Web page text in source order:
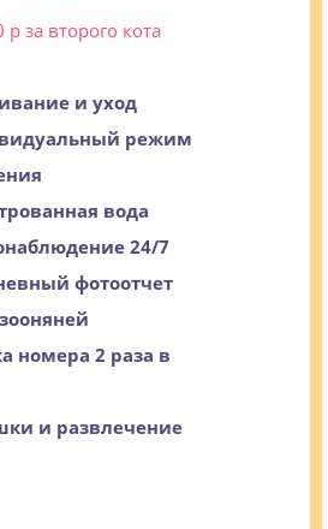
р за второго кота
и уход
режим
вода
24/7
фотоотчет
номера 2 раза в
и развлечение